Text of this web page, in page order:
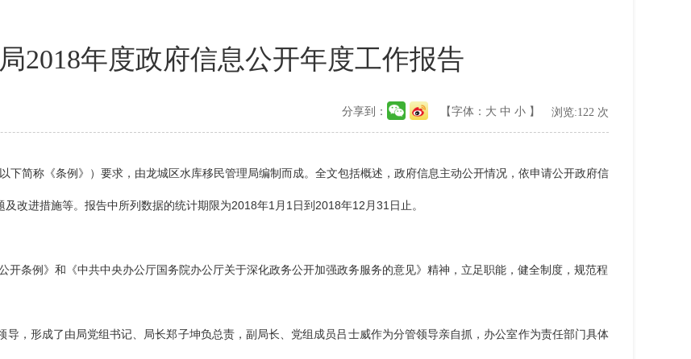
2018年度政府信息公开年度工作报告
【字体： 大 中 小 】 浏览:122 次
分享到：
简称《条例》）要求，由龙城区水库移民管理局编制而成。全文包括概述，政府信息主动公开情况，依申请公开政府信
改进措施等。报告中所列数据的统计期限为2018年1月1日到2018年12月31日止。
开条例》和《中共中央办公厅国务院办公厅关于深化政务公开加强政务服务的意见》精神，立足职能，健全制度，规范程
导，形成了由局党组书记、局长郑子坤负总责，副局长、党组成员吕士威作为分管领导亲自抓，办公室作为责任部门具体